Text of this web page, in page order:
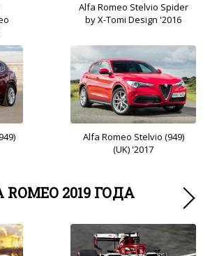
Alfa Romeo Stelvio Spider
by X-Tomi Design '2016
Alfa Romeo Stelvio (949)
(UK) '2017
2019 ГОДА